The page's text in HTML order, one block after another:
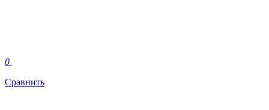
0
Сравнить